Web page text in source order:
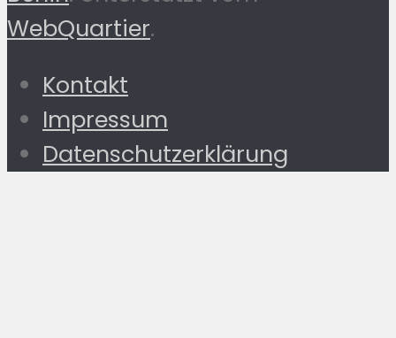
WebQuartier.
Kontakt
Impressum
Datenschutzerklärung